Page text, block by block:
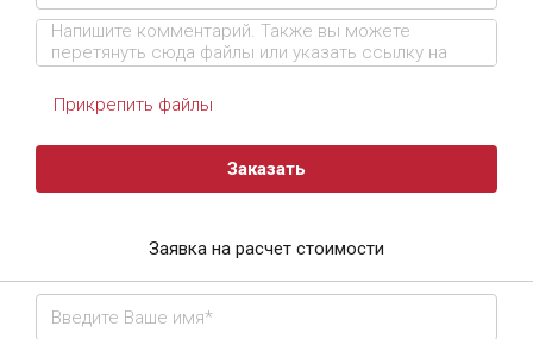
Прикрепить файлы
Заказать
Заявка на расчет стоимости